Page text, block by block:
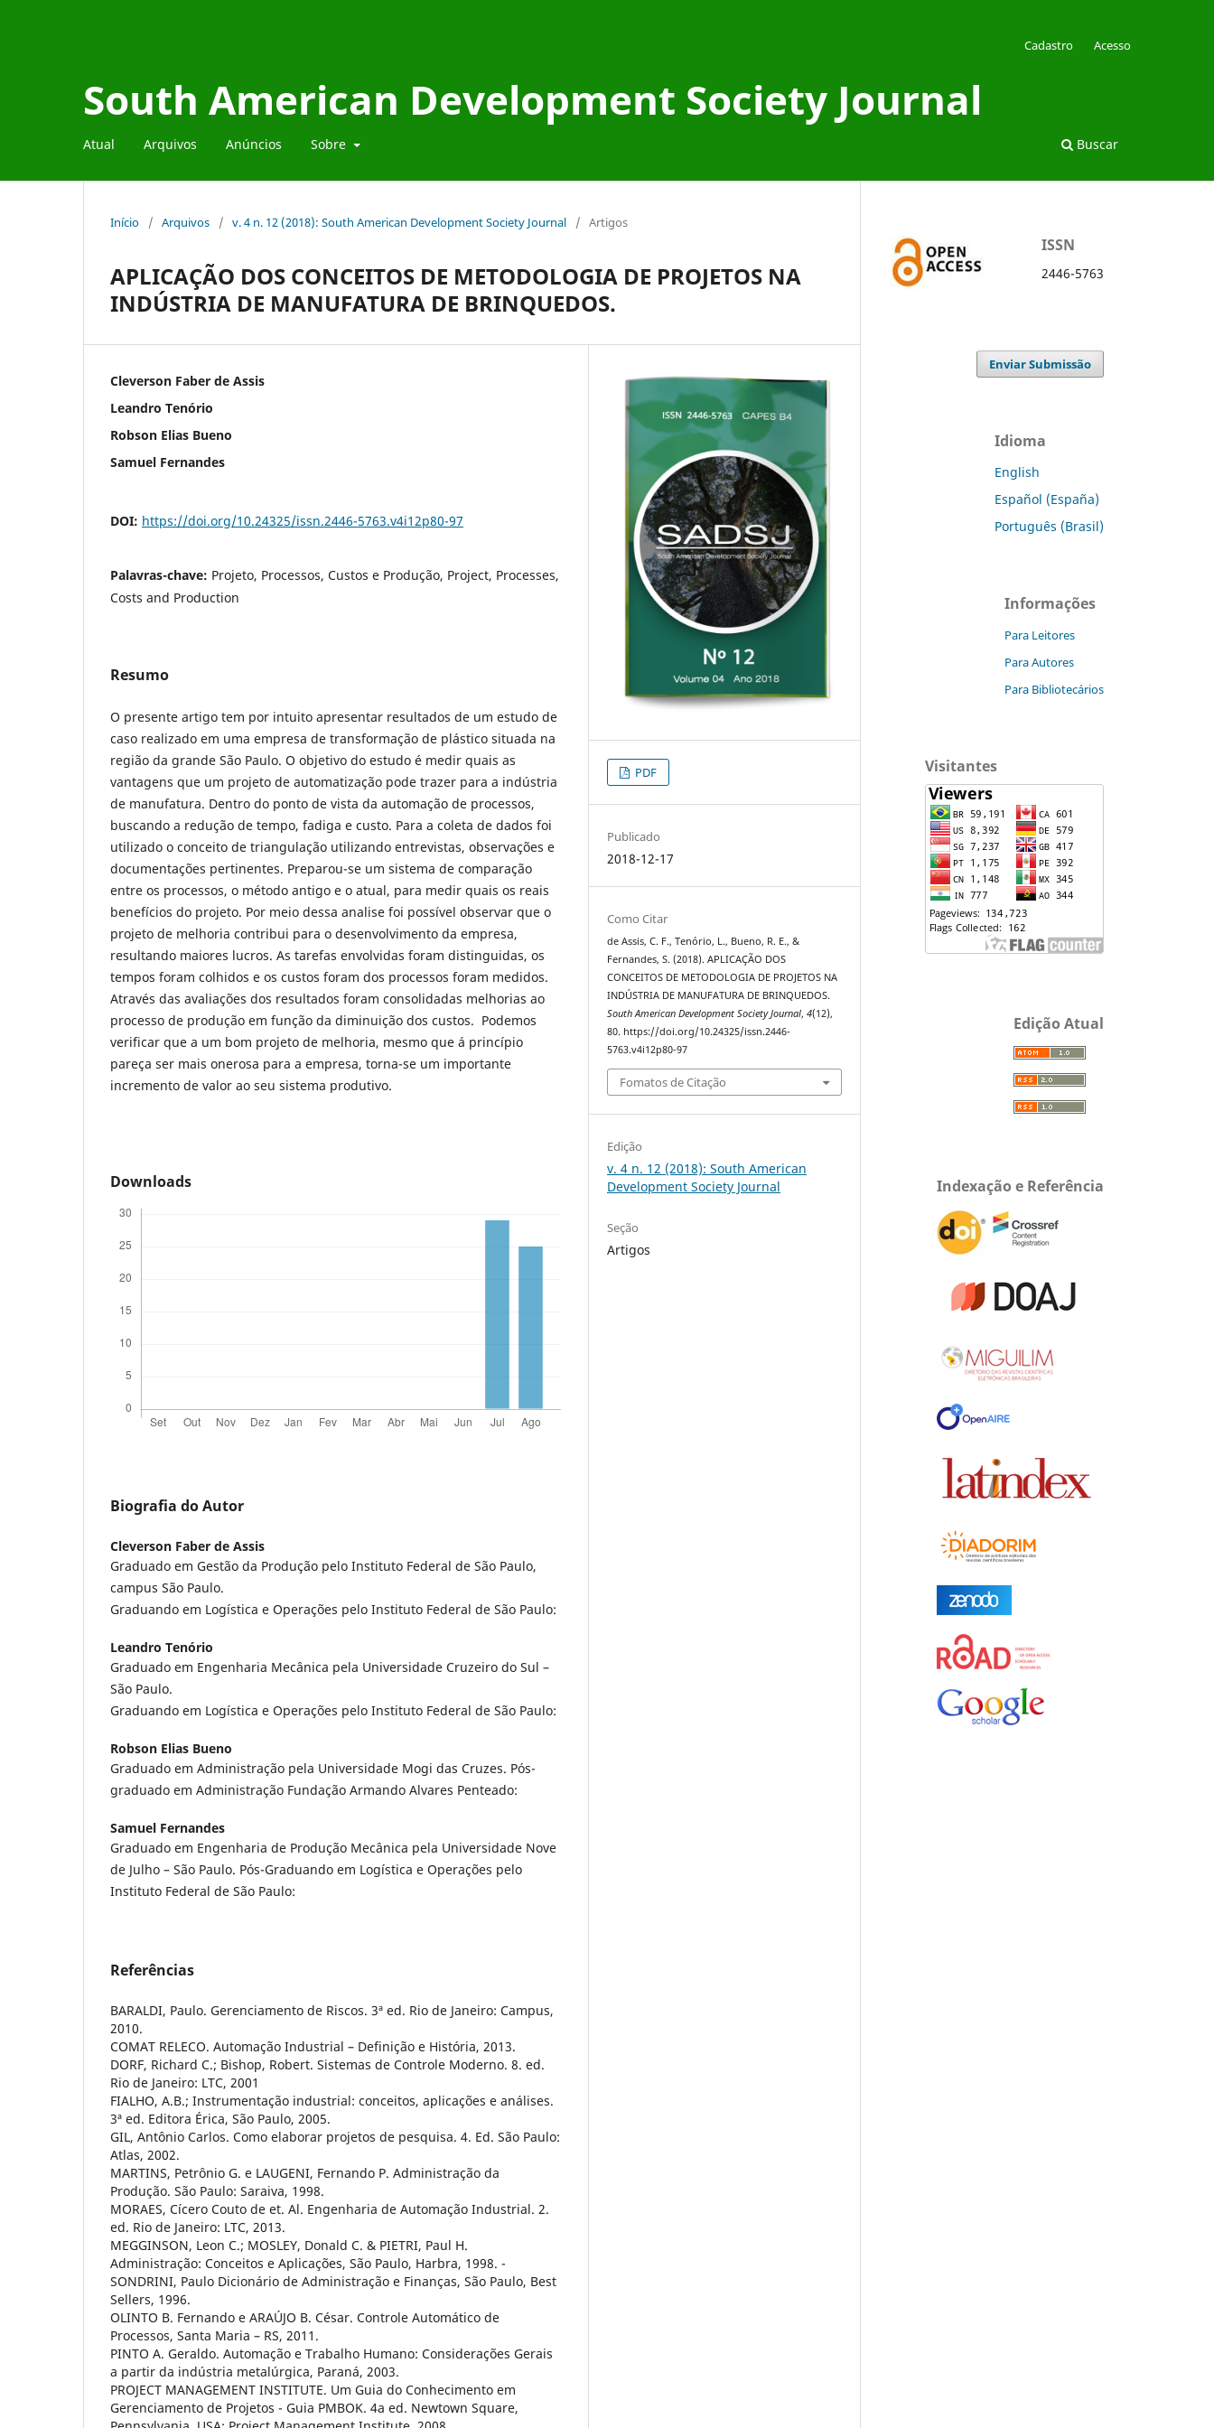
South American Development Society Journal
Atual Arquivos Anúncios Sobre Buscar
Cadastro Acesso
Início / Arquivos / v. 4 n. 12 (2018): South American Development Society Journal / Artigos
APLICAÇÃO DOS CONCEITOS DE METODOLOGIA DE PROJETOS NA
INDÚSTRIA DE MANUFATURA DE BRINQUEDOS.
Cleverson Faber de Assis
Leandro Tenório
Robson Elias Bueno
Samuel Fernandes
DOI: https://doi.org/10.24325/issn.2446-5763.v4i12p80-97
Palavras-chave: Projeto, Processos, Custos e Produção, Project, Processes,
Costs and Production
Resumo
O presente artigo tem por intuito apresentar resultados de um estudo de
caso realizado em uma empresa de transformação de plástico situada na
região da grande São Paulo. O objetivo do estudo é medir quais as
vantagens que um projeto de automatização pode trazer para a indústria
de manufatura. Dentro do ponto de vista da automação de processos,
buscando a redução de tempo, fadiga e custo. Para a coleta de dados foi
utilizado o conceito de triangulação utilizando entrevistas, observações e
documentações pertinentes. Preparou-se um sistema de comparação
entre os processos, o método antigo e o atual, para medir quais os reais
benefícios do projeto. Por meio dessa analise foi possível observar que o
projeto de melhoria contribui para o desenvolvimento da empresa,
resultando maiores lucros. As tarefas envolvidas foram distinguidas, os
tempos foram colhidos e os custos foram dos processos foram medidos.
Através das avaliações dos resultados foram consolidadas melhorias ao
processo de produção em função da diminuição dos custos. Podemos
verificar que a um bom projeto de melhoria, mesmo que á princípio
pareça ser mais onerosa para a empresa, torna-se um importante
incremento de valor ao seu sistema produtivo.
Downloads
Biografia do Autor
Cleverson Faber de Assis
Graduado em Gestão da Produção pelo Instituto Federal de São Paulo,
campus São Paulo.
Graduando em Logística e Operações pelo Instituto Federal de São Paulo:
Leandro Tenório
Graduado em Engenharia Mecânica pela Universidade Cruzeiro do Sul –
São Paulo.
Graduando em Logística e Operações pelo Instituto Federal de São Paulo:
Robson Elias Bueno
Graduado em Administração pela Universidade Mogi das Cruzes. Pós-
graduado em Administração Fundação Armando Alvares Penteado:
Samuel Fernandes
Graduado em Engenharia de Produção Mecânica pela Universidade Nove
de Julho – São Paulo. Pós-Graduando em Logística e Operações pelo
Instituto Federal de São Paulo:
Referências
BARALDI, Paulo. Gerenciamento de Riscos. 3ª ed. Rio de Janeiro: Campus,
2010.
COMAT RELECO. Automação Industrial – Definição e História, 2013.
DORF, Richard C.; Bishop, Robert. Sistemas de Controle Moderno. 8. ed.
Rio de Janeiro: LTC, 2001
FIALHO, A.B.; Instrumentação industrial: conceitos, aplicações e análises.
3ª ed. Editora Érica, São Paulo, 2005.
GIL, Antônio Carlos. Como elaborar projetos de pesquisa. 4. Ed. São Paulo:
Atlas, 2002.
MARTINS, Petrônio G. e LAUGENI, Fernando P. Administração da
Produção. São Paulo: Saraiva, 1998.
MORAES, Cícero Couto de et. Al. Engenharia de Automação Industrial. 2.
ed. Rio de Janeiro: LTC, 2013.
MEGGINSON, Leon C.; MOSLEY, Donald C. & PIETRI, Paul H.
Administração: Conceitos e Aplicações, São Paulo, Harbra, 1998. -
SONDRINI, Paulo Dicionário de Administração e Finanças, São Paulo, Best
Sellers, 1996.
OLINTO B. Fernando e ARAÚJO B. César. Controle Automático de
Processos, Santa Maria – RS, 2011.
PINTO A. Geraldo. Automação e Trabalho Humano: Considerações Gerais
a partir da indústria metalúrgica, Paraná, 2003.
PROJECT MANAGEMENT INSTITUTE. Um Guia do Conhecimento em
Gerenciamento de Projetos - Guia PMBOK. 4a ed. Newtown Square,
PDF
Publicado
2018-12-17
Como Citar
de Assis, C. F., Tenório, L., Bueno, R. E., &
Fernandes, S. (2018). APLICAÇÃO DOS
CONCEITOS DE METODOLOGIA DE PROJETOS NA
INDÚSTRIA DE MANUFATURA DE BRINQUEDOS.
South American Development Society Journal,4(12),
80. https://doi.org/10.24325/issn.2446-
5763.v4i12p80-97
Fomatos de Citação
Edição
v. 4 n. 12 (2018): South American
Development Society Journal
Seção
Artigos
ISSN
2446-5763
Enviar Submissão
Idioma
English
Español (España)
Português (Brasil)
Informações
Para Leitores
Para Autores
Para Bibliotecários
Visitantes
Edição Atual
Indexação e Referência